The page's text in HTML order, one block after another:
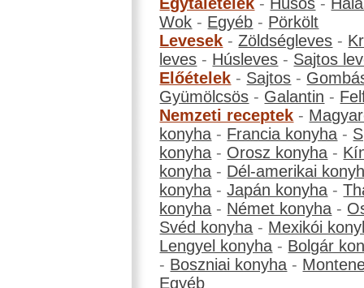
Wok - Egyéb - Pörkölt
Levesek -Zöldségleves -
leves - Húsleves - Sajtos
Előételek - Sajtos -
Gyümölcsös - Galantin -
Nemzeti receptek -
konyha - Francia konyha -
konyha - Orosz konyha -
konyha - Dél-amerikai
konyha -Japán konyha -
konyha - Német konyha -
Svéd konyha - Mexikói
Lengyel konyha - Bolgár
- Boszniai konyha -
Egyéb